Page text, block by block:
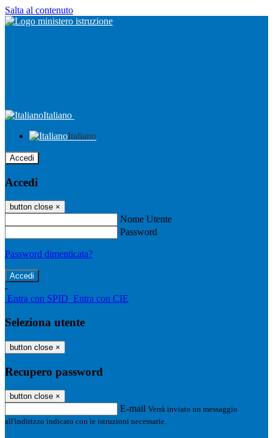
Salta al contenuto
Italiano
Italiano
Accedi
Accedi
button close ×
Nome Utente
Password
Password dimenticata?
-
Entra con SPID Entra con CIE
Seleziona utente
button close ×
Recupero password
button close ×
E-mail Verrà inviato un messaggio
all'indirizzo indicato con le istruzioni necessarie.